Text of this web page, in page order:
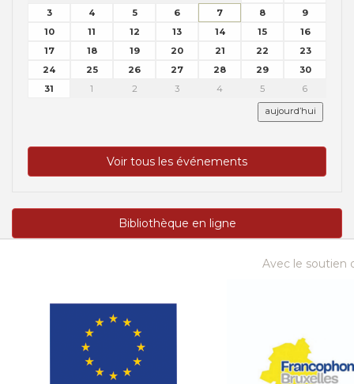
3
4 5 6 7 8
9
10
11 12 13 14 15
16
17
18 19 20 21 22
23
24
25 26 27 28 29
30
31
1 2 3 4 5 6
aujourd’hui
Voir tous les événements
Bibliothèque en ligne
Avec le soutien